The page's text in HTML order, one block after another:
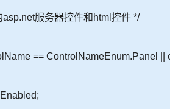
服务器控件和html控件 */
== ControlNameEnum.Panel